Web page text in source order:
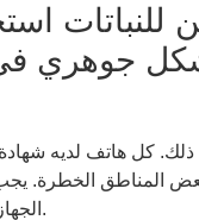
للنباتات
جوهري
ذلك. كل هاتف لديه
المناطق الخطرة.
الجهاز الصحيح لكل منطقة.